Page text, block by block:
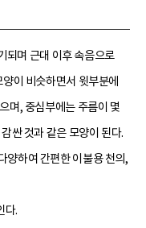
되며 근대 이후 속음으로
이 비슷하면서 윗부분에
며, 중심부에는 주름이 몇
싼 것과 같은 모양이 된다.
양하여 간편한 이불용 천의,
다.